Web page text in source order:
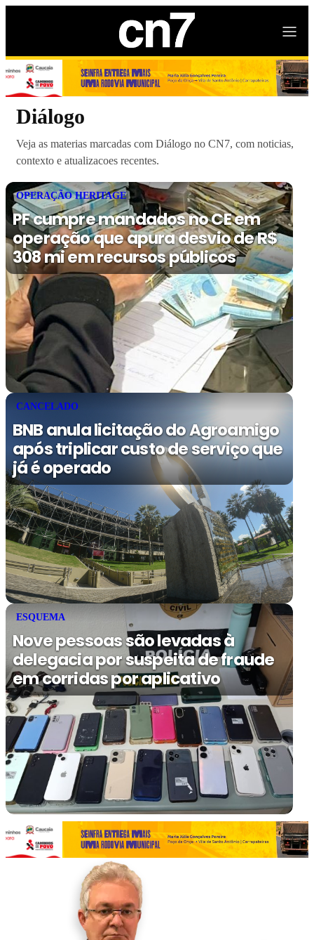
Diálogo
Veja as materias marcadas com Diálogo no CN7, com noticias,
contexto e atualizacoes recentes.
OPERAÇÃO HERITAGE
PF cumpre mandados no CE em
operação que apura desvio de R$
308 mi em recursos públicos
CANCELADO
BNB anula licitação do Agroamigo
após triplicar custo de serviço que
já é operado
ESQUEMA
Nove pessoas são levadas à
delegacia por suspeita de fraude
em corridas por aplicativo